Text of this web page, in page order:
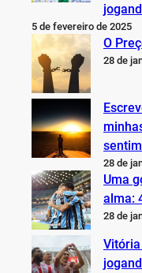
5 de fevereiro de 2025
O
28 de
28 de
Uma
alma:
28 de